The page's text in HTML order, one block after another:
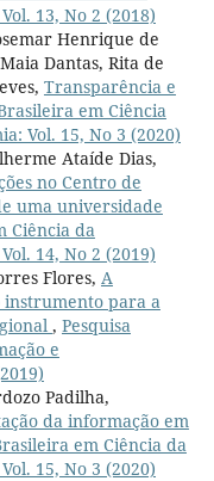
13, No 2 (2018)
Henrique de
Dantas, Rita de
Transparência e
em Ciência
Vol. 15, No 3 (2020)
Ataíde Dias,
no Centro de
uma universidade
Ciência da
14, No 2 (2019)
Flores, A
instrumento para a
, Pesquisa
e
Padilha,
da informação em
em Ciência da
15, No 3 (2020)